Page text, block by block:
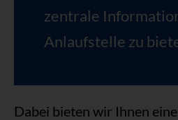
zentrale
Anlaufstelle zu
Dabei bieten wir Ihnen